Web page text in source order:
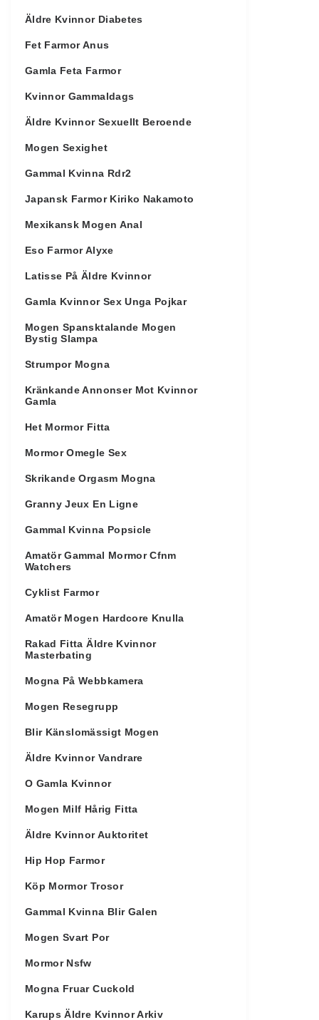
Äldre Kvinnor Diabetes
Fet Farmor Anus
Gamla Feta Farmor
Kvinnor Gammaldags
Äldre Kvinnor Sexuellt Beroende
Mogen Sexighet
Gammal Kvinna Rdr2
Japansk Farmor Kiriko Nakamoto
Mexikansk Mogen Anal
Eso Farmor Alyxe
Latisse På Äldre Kvinnor
Gamla Kvinnor Sex Unga Pojkar
Mogen Spansktalande Mogen
Bystig Slampa
Strumpor Mogna
Kränkande Annonser Mot Kvinnor
Gamla
Het Mormor Fitta
Mormor Omegle Sex
Skrikande Orgasm Mogna
Granny Jeux En Ligne
Gammal Kvinna Popsicle
Amatör Gammal Mormor Cfnm
Watchers
Cyklist Farmor
Amatör Mogen Hardcore Knulla
Rakad Fitta Äldre Kvinnor
Masterbating
Mogna På Webbkamera
Mogen Resegrupp
Blir Känslomässigt Mogen
Äldre Kvinnor Vandrare
O Gamla Kvinnor
Mogen Milf Hårig Fitta
Äldre Kvinnor Auktoritet
Hip Hop Farmor
Köp Mormor Trosor
Gammal Kvinna Blir Galen
Mogen Svart Por
Mormor Nsfw
Mogna Fruar Cuckold
Karups Äldre Kvinnor Arkiv